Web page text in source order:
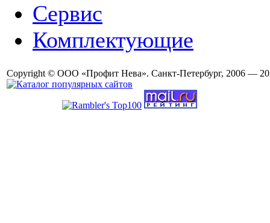
Сервис
Комплектующие
Copyright © ООО «Профит Нева». Санкт-Петербург, 2006 —